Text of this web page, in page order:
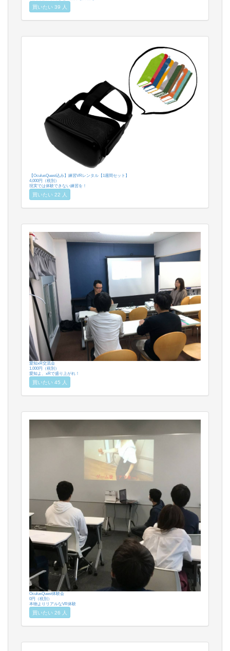
買いたい 39 人
【OculusQuest込み】練習VRレンタル【1週間セット】
4,000円（税別）
現実では体験できない練習を！
買いたい 22 人
愛知xR交流会
1,000円（税別）
愛知よ、xRで盛り上がれ！
買いたい 45 人
OculusQuest体験会
0円（税別）
本物よりリアルなVR体験
買いたい 26 人